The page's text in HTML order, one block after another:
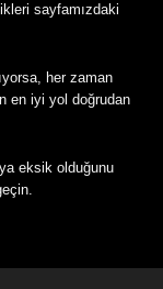
sayfamızdaki
her zaman
en iyi yol doğrudan
eksik olduğunu